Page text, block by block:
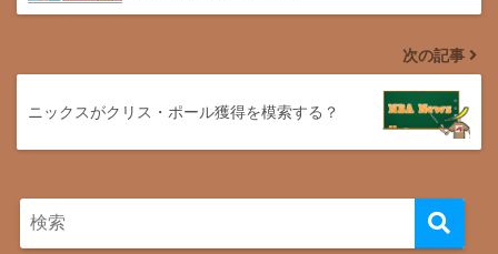
次の記事
ニックスがクリス・ポール獲得を模索する？